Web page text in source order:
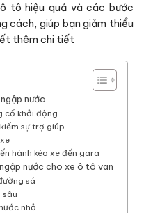
tô hiệu quả và các bước
cách, giúp bạn giảm thiểu
thêm chi tiết
nước
cố khởi động
sự trợ giúp
hành kéo xe đến gara
nước cho xe ô tô van
sá
sâu
nhỏ